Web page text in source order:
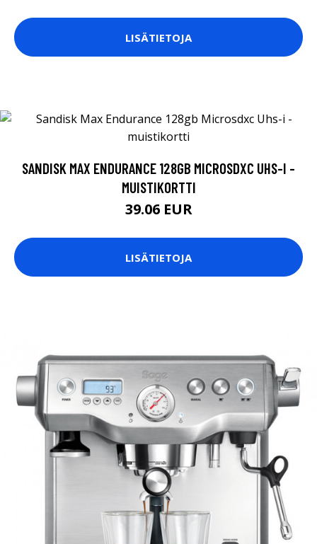
LISÄTIETOJA
SANDISK MAX ENDURANCE 128GB MICROSDXC UHS-I -
MUISTIKORTTI
39.06 EUR
LISÄTIETOJA